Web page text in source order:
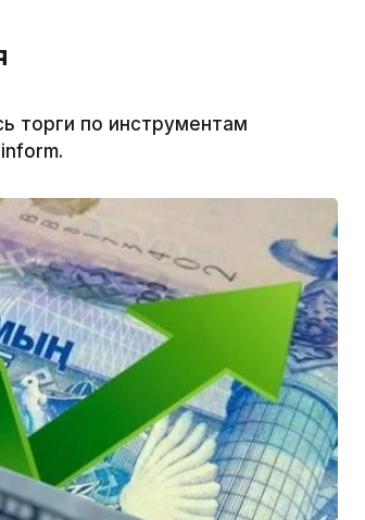
торги по инструментам